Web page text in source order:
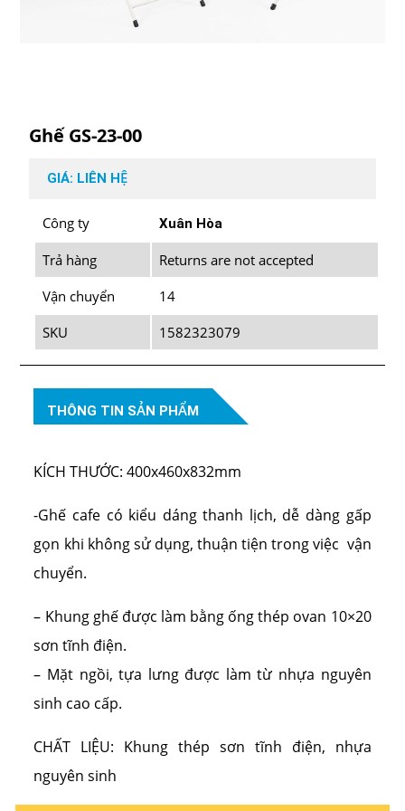
Ghế GS-23-00
GIÁ: LIÊN HỆ
Công ty Xuân Hòa
Trả hàng
Returns are not accepted
Vận chuyển
14
SKU
1582323079
THÔNG TIN SẢN PHẨM
KÍCH THƯỚC:400x460x832mm
-Ghế cafe có kiểu dáng thanh lịch, dễ dàng gấp
gọn khi không sử dụng, thuận tiện trong việc vận
chuyển.
– Khung ghế được làm bằng ống thép ovan 10×20
sơn tĩnh điện.
– Mặt ngồi, tựa lưng được làm từ nhựa nguyên
sinh cao cấp.
CHẤT LIỆU: Khung thép sơn tĩnh điện, nhựa
nguyên sinh